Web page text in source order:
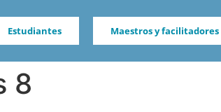
Estudiantes Maestros y facilitadores
8